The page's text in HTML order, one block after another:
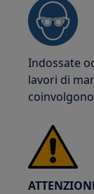
Indossate
lavori di